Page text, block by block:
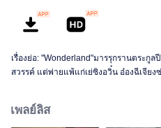
เรื่องย่อ: "Wonderland"มารรุกรานตระ
สวรรค์ แต่พ่ายแพ้แก่เย่ซิงอวิ๋น อ๋องฉีเจีย
รกับเย่ซิงอวิ๋น...
เพลย์ลิส